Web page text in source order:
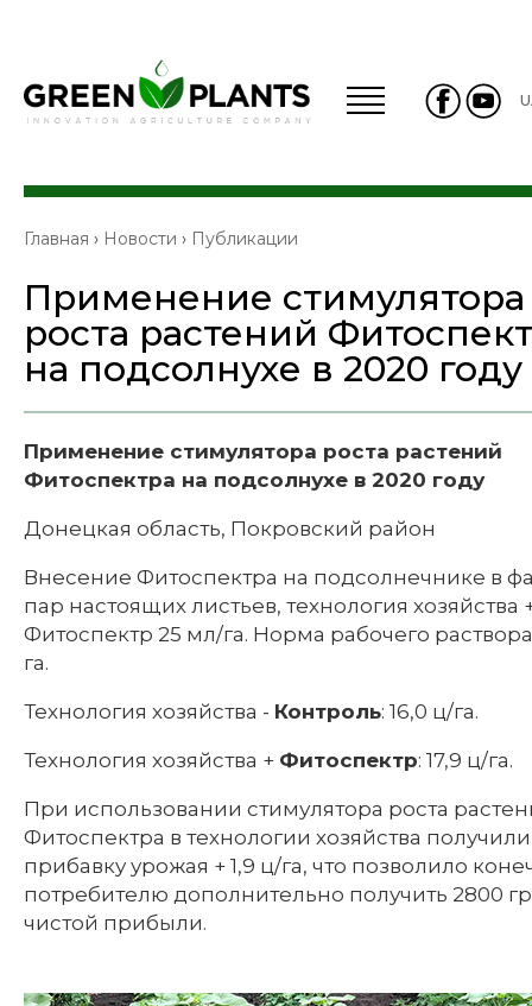
Главная › Новости › Публикации
Применение стимулятора
роста растений
на подсолнухе в 2020 году
Применение стимулятора роста растений
Фитоспектра на подсолнухе в 2020 году
Донецкая область, Покровский район
Внесение Фитоспектра на подсолнечнике в
пар настоящих листьев, технология хозяйства
Фитоспектр 25 мл/га. Норма рабочего
га.
Технология хозяйства - Контроль: 16,0 ц/га.
Технология хозяйства + Фитоспектр: 17,9 ц/га.
При использовании стимулятора роста
Фитоспектра в технологии хозяйства получили
прибавку урожая + 1,9 ц/га, что позволило
потребителю дополнительно получить 2800
чистой прибыли.